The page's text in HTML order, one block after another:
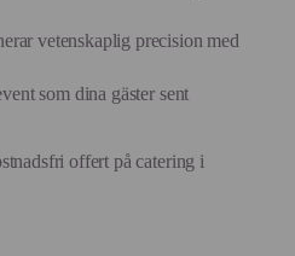
vetenskaplig precision med
som dina gäster sent
offert på catering i